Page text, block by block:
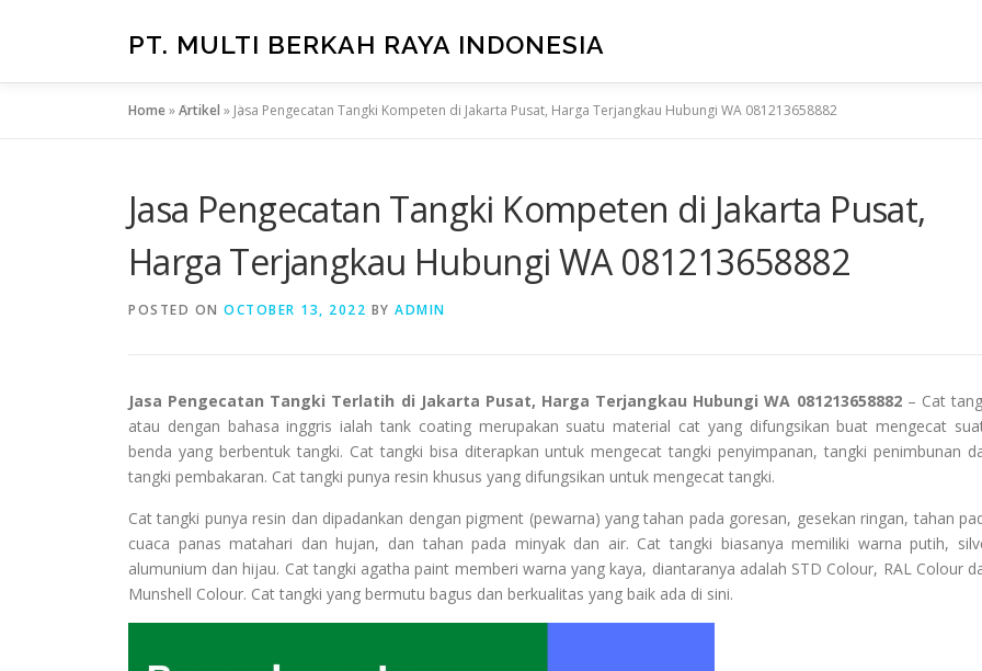
PT. MULTI BERKAH RAYA INDONESIA
Home»Artikel » Jasa Pengecatan Tangki Kompeten di Jakarta Pusat, Harga Terjangkau Hubungi WA 081213658882
Jasa Pengecatan Tangki Kompeten di Jakarta Pusat,
Harga Terjangkau Hubungi WA 081213658882
POSTED ON OCTOBER 13, 2022 BY ADMIN
Jasa Pengecatan Tangki Terlatih di Jakarta Pusat, Harga Terjangkau Hubungi WA 081213658882– Cat
atau dengan bahasa inggris ialah tank coating merupakan suatu material cat yang difungsikan buat mengecat
benda yang berbentuk tangki. Cat tangki bisa diterapkan untuk mengecat tangki penyimpanan, tangki penimbunan
tangki pembakaran. Cat tangki punya resin khusus yang difungsikan untuk mengecat tangki.
Cat tangki punya resin dan dipadankan dengan pigment (pewarna) yang tahan pada goresan, gesekan ringan, tahan
cuaca panas matahari dan hujan, dan tahan pada minyak dan air. Cat tangki biasanya memiliki warna putih,
alumunium dan hijau. Cat tangki agatha paint memberi warna yang kaya, diantaranya adalah STD Colour, RAL Colour
Munshell Colour. Cat tangki yang bermutu bagus dan berkualitas yang baik ada di sini.